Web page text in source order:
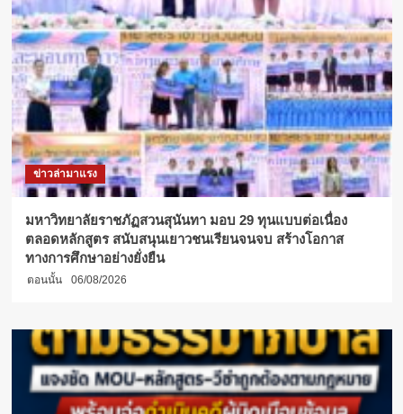
ข่าวล่ามาแรง
มหาวิทยาลัยราชภัฏสวนสุนันทา มอบ 29 ทุนแบบต่อเนื่อง
ตลอดหลักสูตร สนับสนุนเยาวชนเรียนจนจบ สร้างโอกาส
ทางการศึกษาอย่างยั่งยืน
ตอนนั้น 06/08/2026